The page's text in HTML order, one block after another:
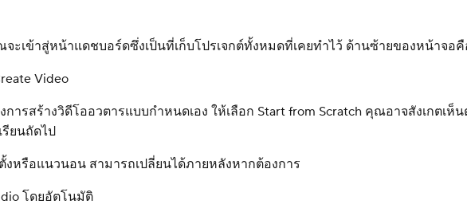
จะเข้าสู่หน้าแดชบอร์ดซึ่งเป็นที่เก็บโปรเจกต์ทั้งหมดที่เคยทำไว้ ด้านซ้ายของหน้าจ
Video
รสร้างวิดีโออวตารแบบกำหนดเอง ให้เลือก Start from Scratch คุณอาจสังเกตเห็
รียนถัดไป
หรือแนวนอน สามารถเปลี่ยนได้ภายหลังหากต้องการ
โดยอัตโนมัติ